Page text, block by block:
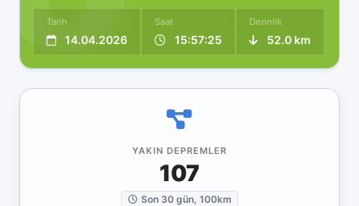
Tarih
14.04.2026
Saat
15:57:25
Derinlik
52.0 km
YAKIN DEPREMLER
107
Son 30 gün, 100km